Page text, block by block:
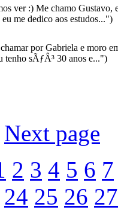
ver :) Me chamo Gustavo,
me dedico aos estudos...")
por Gabriela e moro
tenho sÃƒÂ³ 30 anos e...")
Next page
2 3 4 5 6 7
24 25 26 27